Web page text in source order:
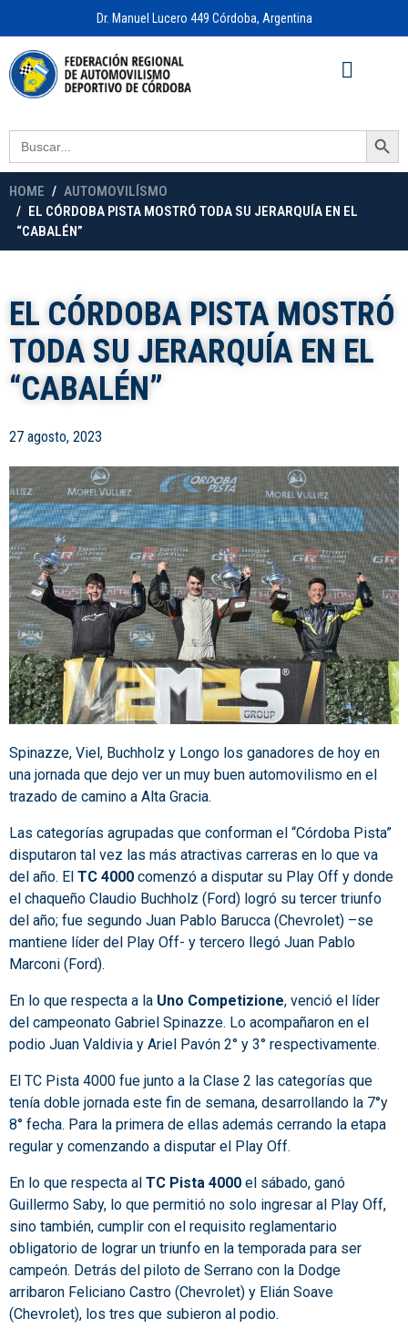
Dr. Manuel Lucero 449 Córdoba, Argentina
Search
for:
Search Button
HOME
AUTOMOVILÍSMO
EL CÓRDOBA PISTA MOSTRÓ TODA SU JERARQUÍA EN EL
“CABALÉN”
EL CÓRDOBA PISTA MOSTRÓ
TODA SU JERARQUÍA EN EL
“CABALÉN”
27 agosto, 2023
Spinazze, Viel, Buchholz y Longo los ganadores de hoy en
una jornada que dejo ver un muy buen automovilismo en el
trazado de camino a Alta Gracia.
Las categorías agrupadas que conforman el “Córdoba Pista”
disputaron tal vez las más atractivas carreras en lo que va
del año. El TC 4000 comenzó a disputar su Play Off y donde
el chaqueño Claudio Buchholz (Ford) logró su tercer triunfo
del año; fue segundo Juan Pablo Barucca (Chevrolet) –se
mantiene líder del Play Off- y tercero llegó Juan Pablo
Marconi (Ford).
En lo que respecta a la Uno Competizione, venció el líder
del campeonato Gabriel Spinazze. Lo acompañaron en el
podio Juan Valdivia y Ariel Pavón 2° y 3° respectivamente.
El TC Pista 4000 fue junto a la Clase 2 las categorías que
tenía doble jornada este fin de semana, desarrollando la 7°y
8° fecha. Para la primera de ellas además cerrando la etapa
regular y comenzando a disputar el Play Off.
En lo que respecta al TC Pista 4000 el sábado, ganó
Guillermo Saby, lo que permitió no solo ingresar al Play Off,
sino también, cumplir con el requisito reglamentario
obligatorio de lograr un triunfo en la temporada para ser
campeón. Detrás del piloto de Serrano con la Dodge
arribaron Feliciano Castro (Chevrolet) y Elián Soave
(Chevrolet), los tres que subieron al podio.